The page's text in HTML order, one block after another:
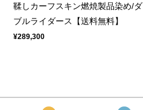
鞣しカーフスキン燃焼製品染め/ダ
ブルライダース【送料無料】
¥289,300